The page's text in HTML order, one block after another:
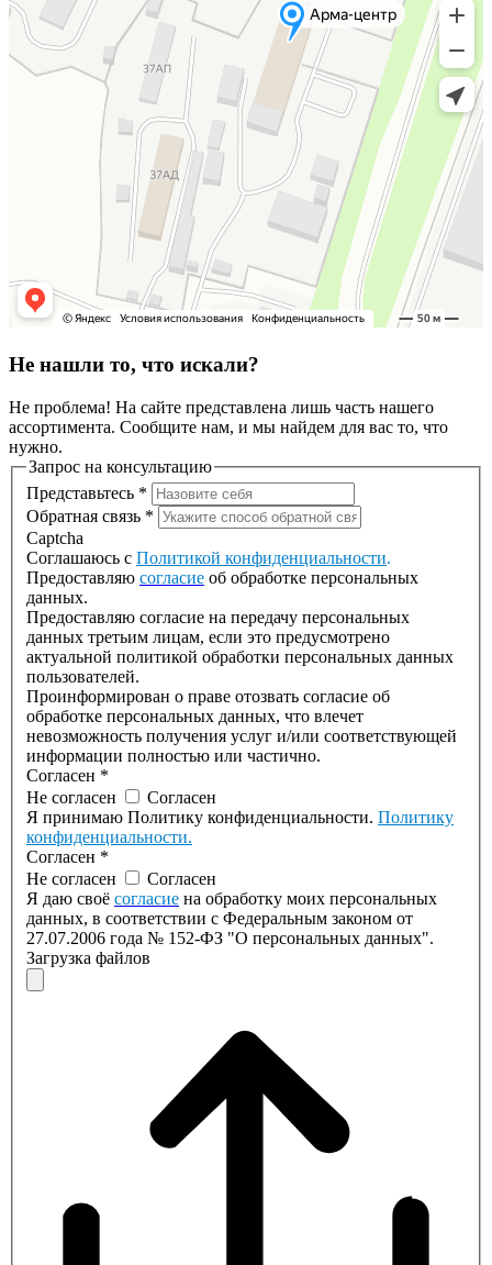
Не нашли то, что искали?
Не проблема! На сайте представлена лишь часть нашего
ассортимента. Сообщите нам, и мы найдем для вас то, что
нужно.
Запрос на консультацию
Представьтесь *
Обратная связь *
Captcha
Соглашаюсь с Политикой конфиденциальности.
Предоставляю согласие об обработке персональных
данных.
Предоставляю согласие на передачу персональных
данных третьим лицам, если это предусмотрено
актуальной политикой обработки персональных данных
пользователей.
Проинформирован о праве отозвать согласие об
обработке персональных данных, что влечет
невозможность получения услуг и/или соответствующей
информации полностью или частично.
Согласен *
Не согласен
Согласен
Я принимаю Политику конфиденциальности. Политику
конфиденциальности.
Согласен *
Не согласен
Согласен
Я даю своё согласие на обработку моих персональных
данных, в соответствии с Федеральным законом от
27.07.2006 года № 152-ФЗ "О персональных данных".
Загрузка файлов